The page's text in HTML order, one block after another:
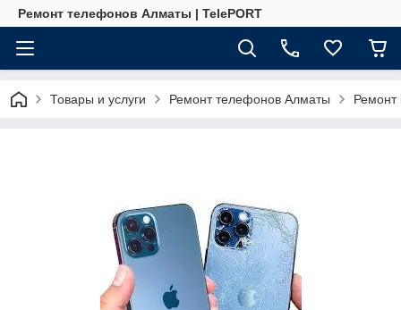
Ремонт телефонов Алматы | TelePORT
Товары и услуги Ремонт телефонов Алматы Ремонт